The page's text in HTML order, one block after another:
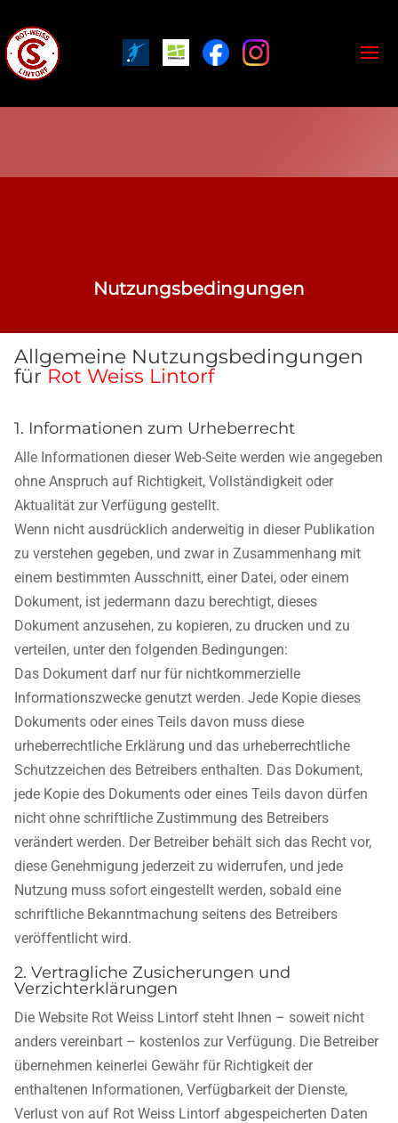
Nutzungsbedingungen
Allgemeine Nutzungsbedingungen
fürRot Weiss Lintorf
1. Informationen zum Urheberrecht
Alle Informationen dieser Web-Seite werden wie angegeben
ohne Anspruch auf Richtigkeit, Vollständigkeit oder
Aktualität zur Verfügung gestellt.
Wenn nicht ausdrücklich anderweitig in dieser Publikation
zu verstehen gegeben, und zwar in Zusammenhang mit
einem bestimmten Ausschnitt, einer Datei, oder einem
Dokument, ist jedermann dazu berechtigt, dieses
Dokument anzusehen, zu kopieren, zu drucken und zu
verteilen, unter den folgenden Bedingungen:
Das Dokument darf nur für nichtkommerzielle
Informationszwecke genutzt werden. Jede Kopie dieses
Dokuments oder eines Teils davon muss diese
urheberrechtliche Erklärung und das urheberrechtliche
Schutzzeichen des Betreibers enthalten. Das Dokument,
jede Kopie des Dokuments oder eines Teils davon dürfen
nicht ohne schriftliche Zustimmung des Betreibers
verändert werden. Der Betreiber behält sich das Recht vor,
diese Genehmigung jederzeit zu widerrufen, und jede
Nutzung muss sofort eingestellt werden, sobald eine
schriftliche Bekanntmachung seitens des Betreibers
veröffentlicht wird.
2. Vertragliche Zusicherungen und
Verzichterklärungen
Die Website Rot Weiss Lintorf steht Ihnen – soweit nicht
anders vereinbart – kostenlos zur Verfügung. Die Betreiber
übernehmen keinerlei Gewähr für Richtigkeit der
enthaltenen Informationen, Verfügbarkeit der Dienste,
Verlust von auf Rot Weiss Lintorf abgespeicherten Daten